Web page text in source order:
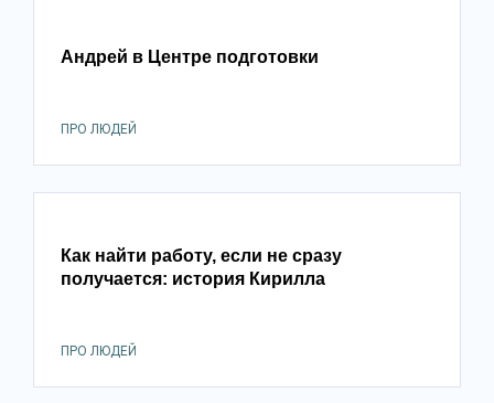
Андрей в Центре подготовки
ПРО ЛЮДЕЙ
Как найти работу, если не сразу
получается: история Кирилла
ПРО ЛЮДЕЙ